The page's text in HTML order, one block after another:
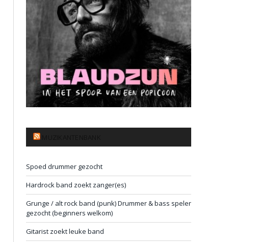
Spoed drummer gezocht
Hardrock band zoekt zanger(es)
Grunge / alt rock band (punk) Drummer & bass speler
gezocht (beginners welkom)
Gitarist zoekt leuke band